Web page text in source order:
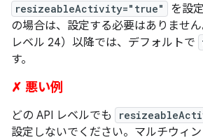
resizeableActivity="true"
を設
の場合は、設定する必要はありませ
レベル 24）以降では、デフォルトで
す。
✗ 悪い例
どの API レベルでも
設定しないでください。マルチウィ